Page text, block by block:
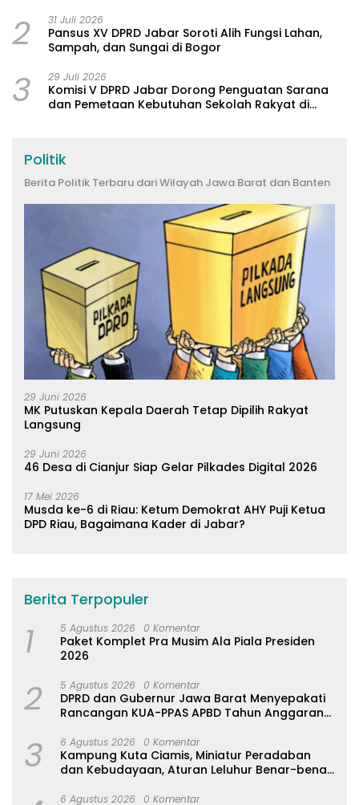
2 31 Juli 2026
Pansus XV DPRD Jabar Soroti Alih Fungsi Lahan,
Sampah, dan Sungai di Bogor
3 29 Juli 2026
Komisi V DPRD Jabar Dorong Penguatan Sarana
dan Pemetaan Kebutuhan Sekolah Rakyat di
Politik
Berita Politik Terbaru dari Wilayah Jawa Barat dan Banten
29 Juni 2026
MK Putuskan Kepala Daerah Tetap Dipilih Rakyat
Langsung
29 Juni 2026
46 Desa di Cianjur Siap Gelar Pilkades Digital 2026
17 Mei 2026
Musda ke-6 di Riau: Ketum Demokrat AHY Puji Ketua
DPD Riau, Bagaimana Kader di Jabar?
Berita Terpopuler
1 5 Agustus 2026 0 Komentar
Paket Komplet Pra Musim Ala Piala Presiden
2026
2 5 Agustus 2026 0 Komentar
DPRD dan Gubernur Jawa Barat Menyepakati
Rancangan KUA-PPAS APBD Tahun Anggaran
3 6 Agustus 2026 0 Komentar
Kampung Kuta Ciamis, Miniatur Peradaban
dan Kebudayaan, Aturan Leluhur Benar-benar
6 Agustus 2026 0 Komentar